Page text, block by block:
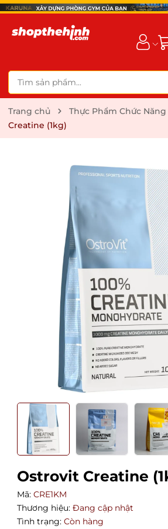
Trang chủ Thực Phẩm Chức Năng
Creatine (1kg)
Ostrovit Creatine
Mã: CRE1KM
Thương hiệu: Đang cập nhật
Tình trạng: Còn hàng